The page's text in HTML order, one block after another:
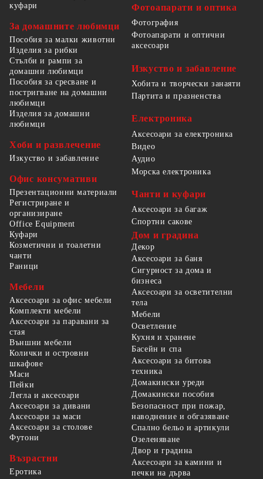
куфари
За домашните любимци
Пособия за малки животни
Изделия за рибки
Стълби и рампи за
домашни любимци
Пособия за сресване и
постригване на домашни
любимци
Изделия за домашни
любимци
Хоби и развлечение
Изкуство и забавление
Офис консумативи
Презентационни материали
Регистриране и
организиране
Office Equipment
Фотоапарати и оптика
Фотография
Фотоапарати и оптични
аксесоари
Изкуство и забавление
Хобита и творчески занаяти
Партита и празненства
Електроника
Аксесоари за електроника
Видео
Аудио
Морска електроника
Чанти и куфари
Аксесоари за багаж
Спортни сакове
Куфари
Козметични и тоалетни
чанти
Раници
Мебели
Аксесоари за офис мебели
Комплекти мебели
Аксесоари за паравани за
стая
Външни мебели
Колички и островни
шкафове
Маси
Пейки
Легла и аксесоари
Аксесоари за дивани
Аксесоари за маси
Аксесоари за столове
Футони
Възрастни
Еротика
Дом и градина
Декор
Аксесоари за баня
Сигурност за дома и
бизнеса
Аксесоари за осветителни
тела
Мебели
Осветление
Кухня и хранене
Басейн и спа
Аксесоари за битова
техника
Домакински уреди
Домакински пособия
Безопасност при пожар,
наводнение и обгазяване
Спално бельо и артикули
Озеленяване
Двор и градина
Аксесоари за камини и
печки на дърва